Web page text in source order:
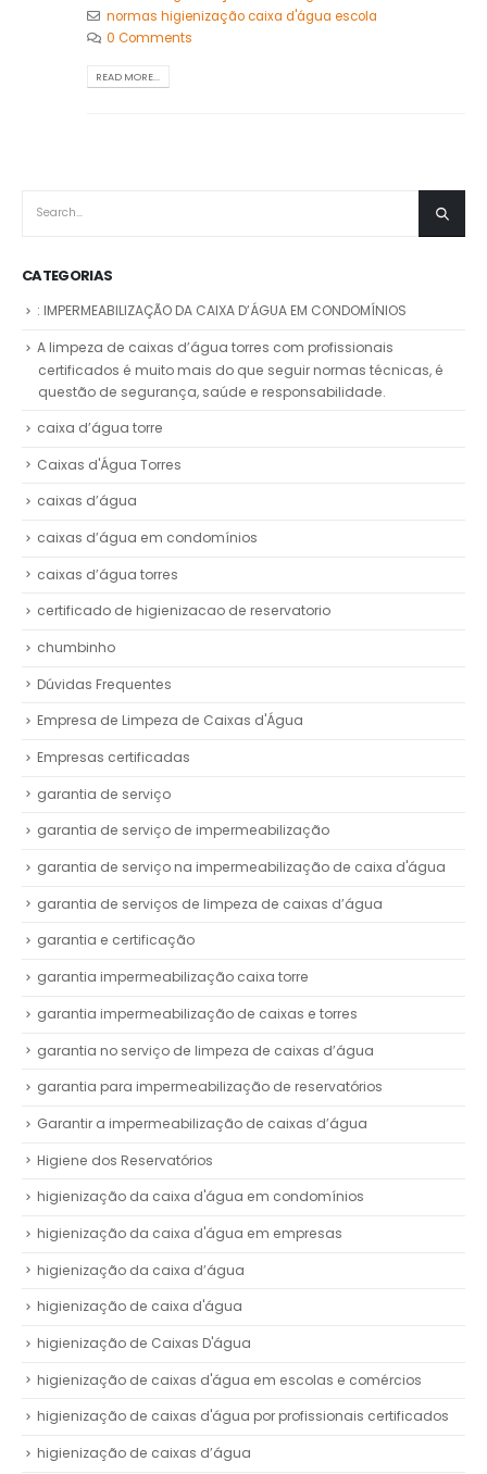
normas higienização caixa d'água escola
0 Comments
READ MORE...
CATEGORIAS
: IMPERMEABILIZAÇÃO DA CAIXA D’ÁGUA EM CONDOMÍNIOS
A limpeza de caixas d’água torres com profissionais
certificados é muito mais do que seguir normas técnicas, é
questão de segurança, saúde e responsabilidade.
caixa d’água torre
Caixas d'Água Torres
caixas d’água
caixas d’água em condomínios
caixas d’água torres
certificado de higienizacao de reservatorio
chumbinho
Dúvidas Frequentes
Empresa de Limpeza de Caixas d'Água
Empresas certificadas
garantia de serviço
garantia de serviço de impermeabilização
garantia de serviço na impermeabilização de caixa d'água
garantia de serviços de limpeza de caixas d’água
garantia e certificação
garantia impermeabilização caixa torre
garantia impermeabilização de caixas e torres
garantia no serviço de limpeza de caixas d’água
garantia para impermeabilização de reservatórios
Garantir a impermeabilização de caixas d’água
Higiene dos Reservatórios
higienização da caixa d'água em condomínios
higienização da caixa d'água em empresas
higienização da caixa d’água
higienização de caixa d'água
higienização de Caixas D'água
higienização de caixas d'água em escolas e comércios
higienização de caixas d'água por profissionais certificados
higienização de caixas d’água